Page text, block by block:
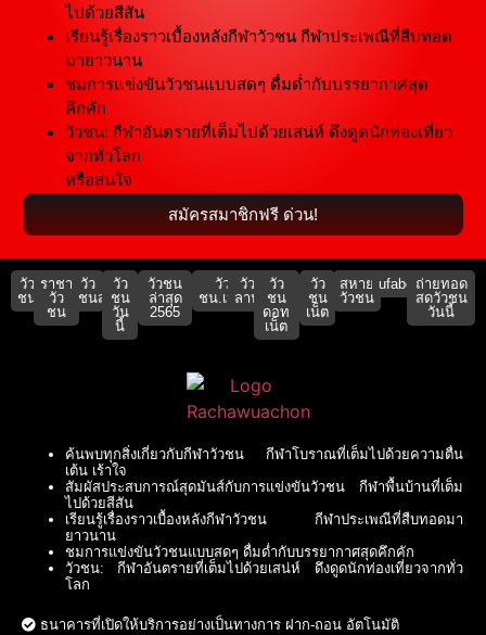
ไปด้วยสีสัน
เรียนรู้เรื่องราวเบื้องหลังกีฬาวัวชน กีฬาประเพณีที่สืบทอด
มายาวนาน
ชมการแข่งขันวัวชนแบบสดๆ ดื่มด่ำกับบรรยากาศสุด
คึกคัก
วัวชน: กีฬาอันตรายที่เต็มไปด้วยเสน่ห์ ดึงดูดนักท่องเที่ยว
จากทั่วโลก
หรือสนใจ
สมัครสมาชิกฟรี ด่วน!
วัว
ชน
ราชา
วัว
ชน
วัว
ชนสด
วัว
ชน
วัน
นี้
วัวชน
ล่าสุด
2565
วัว
ชน.เน็ต
วัว
ลาน
วัว
ชน
ดอท
เน็ต
วัว
ชน
เน็ต
สหาย
วัวชน
ufabet911ถ่ายทอด
สดวัวชน
วันนี้
ค้นพบทุกสิ่งเกี่ยวกับกีฬาวัวชน กีฬาโบราณที่เต็มไปด้วยความตื่น
เต้น เร้าใจ
สัมผัสประสบการณ์สุดมันส์กับการแข่งขันวัวชน กีฬาพื้นบ้านที่เต็ม
ไปด้วยสีสัน
เรียนรู้เรื่องราวเบื้องหลังกีฬาวัวชน กีฬาประเพณีที่สืบทอดมา
ยาวนาน
ชมการแข่งขันวัวชนแบบสดๆ ดื่มด่ำกับบรรยากาศสุดคึกคัก
วัวชน: กีฬาอันตรายที่เต็มไปด้วยเสน่ห์ ดึงดูดนักท่องเที่ยวจากทั่ว
โลก
ธนาคารที่เปิดให้บริการอย่างเป็นทางการ ฝาก-ถอน อัตโนมัติ